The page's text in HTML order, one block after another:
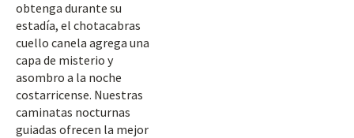
obtenga durante su
estadía, el chotacabras
cuello canela agrega una
capa de misterio y
asombro a la noche
costarricense. Nuestras
caminatas nocturnas
guiadas ofrecen la mejor